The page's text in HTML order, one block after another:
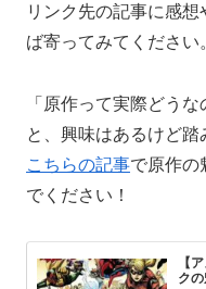
リンク先の記事に感
ば寄ってみてください
「原作って実際どうな
と、興味はあるけど踏
こちらの記事で原作の
でください！
【
ク